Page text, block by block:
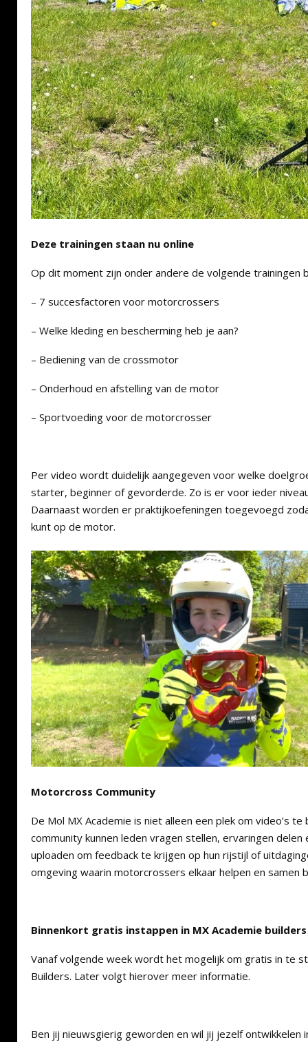
Deze trainingen staan nu online
Op dit moment zijn onder andere de volgende trainingen
– 7 succesfactoren voor motorcrossers
– Welke kleding en bescherming heb je aan?
– Bediening van de crossmotor
– Onderhoud en afstelling van de motor
– Sportvoeding voor de motorcrosser
Per video wordt duidelijk aangegeven voor welke
starter, beginner of gevorderde. Zo is er voor ieder
Daarnaast worden er praktijkoefeningen toegevoegd
kunt op de motor.
Motorcross Community
De Mol MX Academie is niet alleen een plek om video’s te
community kunnen leden vragen stellen, ervaringen delen
uploaden om feedback te krijgen op hun rijstijl of
omgeving waarin motorcrossers elkaar helpen en samen
Binnenkort gratis instappen in MX Academie builders
Vanaf volgende week wordt het mogelijk om gratis in te
Builders. Later volgt hierover meer informatie.
Ben jij nieuwsgierig geworden en wil jij jezelf ontwikkelen